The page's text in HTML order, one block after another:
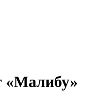
«Малибу»